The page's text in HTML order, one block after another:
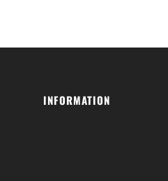
INFORMATION